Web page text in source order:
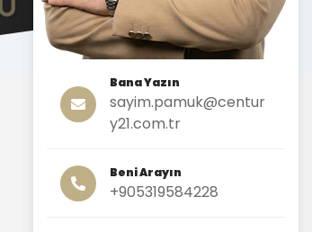
Bana Yazın
sayim.pamuk@centur
y21.com.tr
Beni Arayın
+905319584228